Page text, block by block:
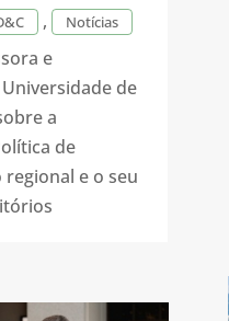
, Notícias
e
de
a
de
e o seu